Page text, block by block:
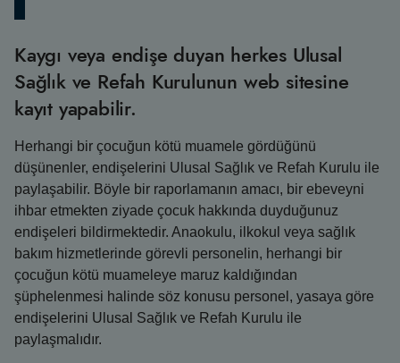
Kaygı veya endişe duyan herkes Ulusal
Sağlık ve Refah Kurulunun web sitesine
kayıt yapabilir.
Herhangi bir çocuğun kötü muamele gördüğünü
düşünenler, endişelerini Ulusal Sağlık ve Refah Kurulu ile
paylaşabilir. Böyle bir raporlamanın amacı, bir ebeveyni
ihbar etmekten ziyade çocuk hakkında duyduğunuz
endişeleri bildirmektedir. Anaokulu, ilkokul veya sağlık
bakım hizmetlerinde görevli personelin, herhangi bir
çocuğun kötü muameleye maruz kaldığından
şüphelenmesi halinde söz konusu personel, yasaya göre
endişelerini Ulusal Sağlık ve Refah Kurulu ile
paylaşmalıdır.